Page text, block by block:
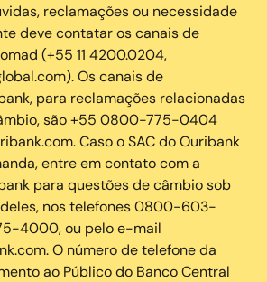
reclamações ou necessidade
deve contatar os canais de
(+55 11 4200.0204,
Os canais de
para reclamações relacionadas
são +55 0800-775-0404
Caso o SAC do Ouribank
entre em contato com a
para questões de câmbio sob
nos telefones 0800-603-
4000, ou pelo e-mail
O número de telefone da
ao Público do Banco Central